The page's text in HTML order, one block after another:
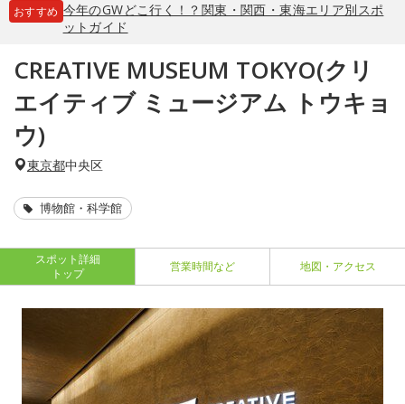
おすすめ 今年のGWどこ行く！？関東・関西・東海エリア別スポ
ットガイド
CREATIVE MUSEUM TOKYO(クリ
エイティブ ミュージアム トウキョ
ウ)
東京都中央区
博物館・科学館
スポット詳細
トップ
営業時間など 地図・アクセス